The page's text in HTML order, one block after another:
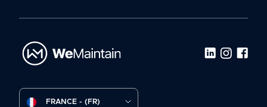
FRANCE - (FR)